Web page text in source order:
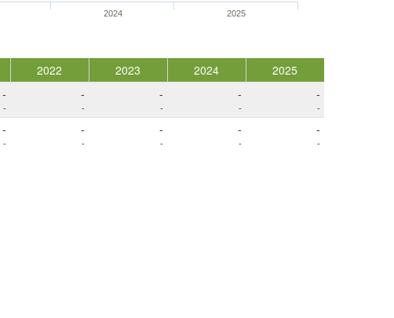
2024 2025
2022 2023 2024
2025
-
-
-
-
-
-
-
-
-
-
-
-
-
-
-
-
-
-
-
-